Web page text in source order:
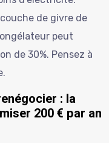
de givre de
peut
de 30%. Pensez à
: la
200 € par an